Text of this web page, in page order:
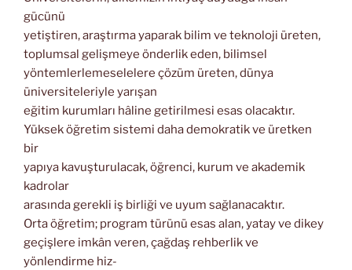
gücünü
yetiştiren, araştırma yaparak bilim ve teknoloji üreten,
toplumsal gelişmeye önderlik eden, bilimsel
yöntemlerlemeselelere çözüm üreten, dünya
üniversiteleriyle yarışan
eğitim kurumları hâline getirilmesi esas olacaktır.
Yüksek öğretim sistemi daha demokratik ve üretken
bir
yapıya kavuşturulacak, öğrenci, kurum ve akademik
kadrolar
arasında gerekli iş birliği ve uyum sağlanacaktır.
Orta öğretim; program türünü esas alan, yatay ve dikey
geçişlere imkân veren, çağdaş rehberlik ve
yönlendirme hiz-